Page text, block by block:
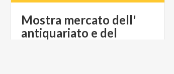
Mostra mercato dell'
antiquariato e del